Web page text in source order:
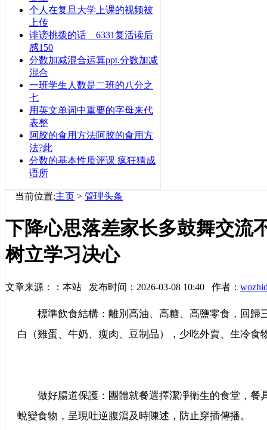
个人在复旦大学上课的视频被
上传
诽谤挑拨的话 6331复活读后
感150
分数加减混合运算ppt.分数加减
混合
一班学生人数是二班的八分之
七
用英文单词中重要的字母来代
表整
阿胶的食用方法阿胶的食用方
法?此
分数的基本性质评课 疯狂猜成
语所
当前位置:主页 > 管理头条
下降心思落差家长多鼓舞交流
树立学习决心
文章来源：：本站 发布时间：2026-03-08 10:40 作者：
標準飲食結構：離別高油、高糖、高鹽零食，回歸
白（雞蛋、牛奶、瘦肉、豆制品），少吃外賣、生冷食
做好腸道保護：團體就餐選擇潔凈衛生的食堂，餐
蛻變食物，呈現吐逆腹瀉及時陳述，防止穿插傳播。